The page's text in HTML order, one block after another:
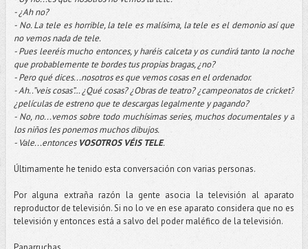
- ¿Ah no?
- No. La tele es horrible, la tele es malísima, la tele es el demonio así que
no vemos nada de tele.
- Pues leeréis mucho entonces, y haréis calceta y os cundirá tanto la noche
que probablemente te bordes tus propias bragas, ¿no?
- Pero qué dices...nosotros es que vemos cosas en el ordenador.
- Ah..”veis cosas”… ¿Qué cosas? ¿Obras de teatro? ¿campeonatos de cricket?
¿películas de estreno que te descargas legalmente y pagando?
- No, no...vemos sobre todo muchísimas series, muchos documentales y a
los niños les ponemos muchos dibujos.
- Vale...entonces VOSOTROS VÉIS TELE.
Últimamente he tenido esta conversación con varias personas.
Por alguna extraña razón la gente asocia la televisión al aparato
reproductor de televisión. Si no lo ve en ese aparato considera que no es
televisión y entonces está a salvo del poder maléfico de la televisión.